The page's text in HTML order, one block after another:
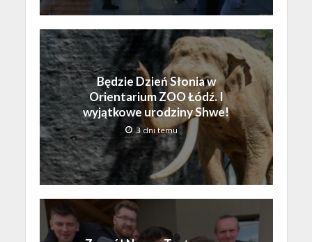
Będzie Dzień Słonia w
Orientarium ZOO Łódź. I
wyjątkowe urodziny Shwe!
3 dni temu